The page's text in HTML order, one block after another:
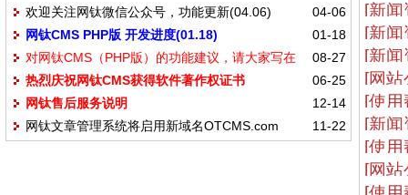
04-06
欢迎关注网钛微信公众号，功能更新(04.06)
01-18
网钛CMS PHP版 开发进度(01.18)
08-27
对网钛CMS（PHP版）的功能建议，请大家写在
这里
06-25
热烈庆祝网钛CMS获得软件著作权证书
12-14
网钛售后服务说明
11-22
网钛文章管理系统将启用新域名OTCMS.com
[新
[新
[新
[网
[使
[新
[使
[网